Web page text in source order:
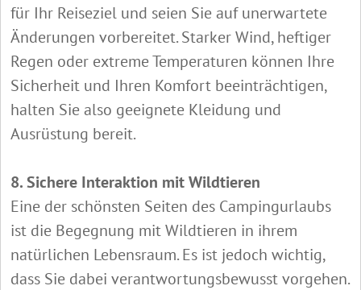
für Ihr Reiseziel und seien Sie auf unerwartete
Änderungen vorbereitet. Starker Wind, heftiger
Regen oder extreme Temperaturen können Ihre
Sicherheit und Ihren Komfort beeinträchtigen,
halten Sie also geeignete Kleidung und
Ausrüstung bereit.
8. Sichere Interaktion mit Wildtieren
Eine der schönsten Seiten des Campingurlaubs
ist die Begegnung mit Wildtieren in ihrem
natürlichen Lebensraum. Es ist jedoch wichtig,
dass Sie dabei verantwortungsbewusst vorgehen.